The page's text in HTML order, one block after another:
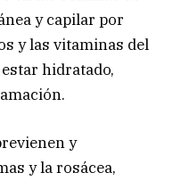
y capilar por
y las vitaminas del
hidratado,
y
y la rosácea,